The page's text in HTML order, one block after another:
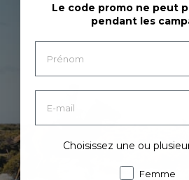
Le code promo ne peut
pendant les
Choisissez une ou
Femme